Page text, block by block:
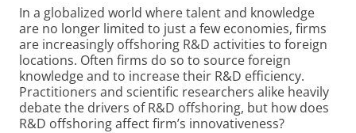
In a globalized world where talent and knowledge
are no longer limited to just a few economies, firms
are increasingly offshoring R&D activities to foreign
locations. Often firms do so to source foreign
knowledge and to increase their R&D efficiency.
Practitioners and scientific researchers alike heavily
debate the drivers of R&D offshoring, but how does
R&D offshoring affect firm’s innovativeness?